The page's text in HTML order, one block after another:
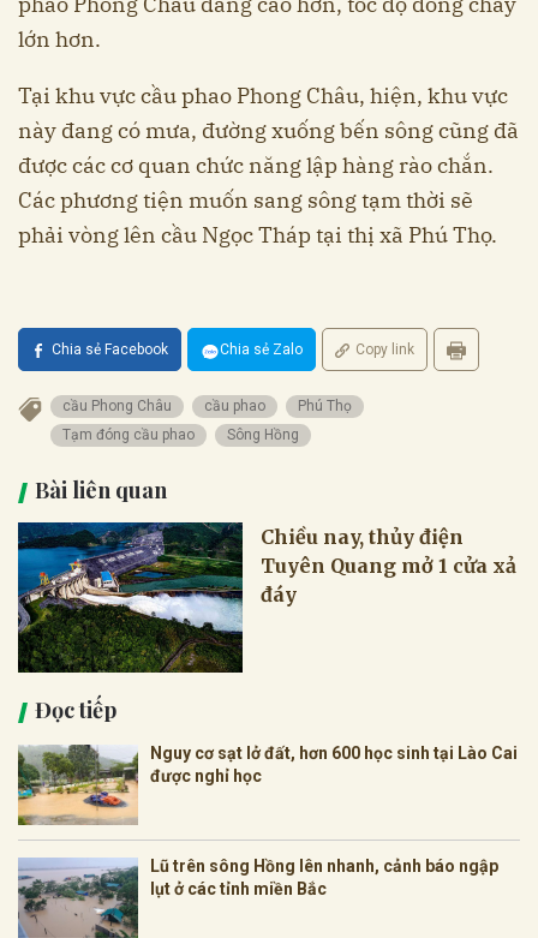
lớn hơn.
Tại khu vực cầu phao Phong Châu, hiện, khu vực
này đang có mưa, đường xuống bến sông cũng đã
được các cơ quan chức năng lập hàng rào chắn.
Các phương tiện muốn sang sông tạm thời sẽ
phải vòng lên cầu Ngọc Tháp tại thị xã Phú Thọ.
Chia sẻ Facebook Chia sẻ Zalo Copy link
cầu Phong Châu cầu phao
Phú Thọ
Tạm đóng cầu phao
Sông Hồng
Bài liên quan
Chiều nay, thủy điện
Tuyên Quang mở 1 cửa xả
đáy
Đọc tiếp
Nguy cơ sạt lở đất, hơn 600 học sinh tại Lào Cai
được nghỉ học
Lũ trên sông Hồng lên nhanh, cảnh báo ngập
lụt ở các tỉnh miền Bắc